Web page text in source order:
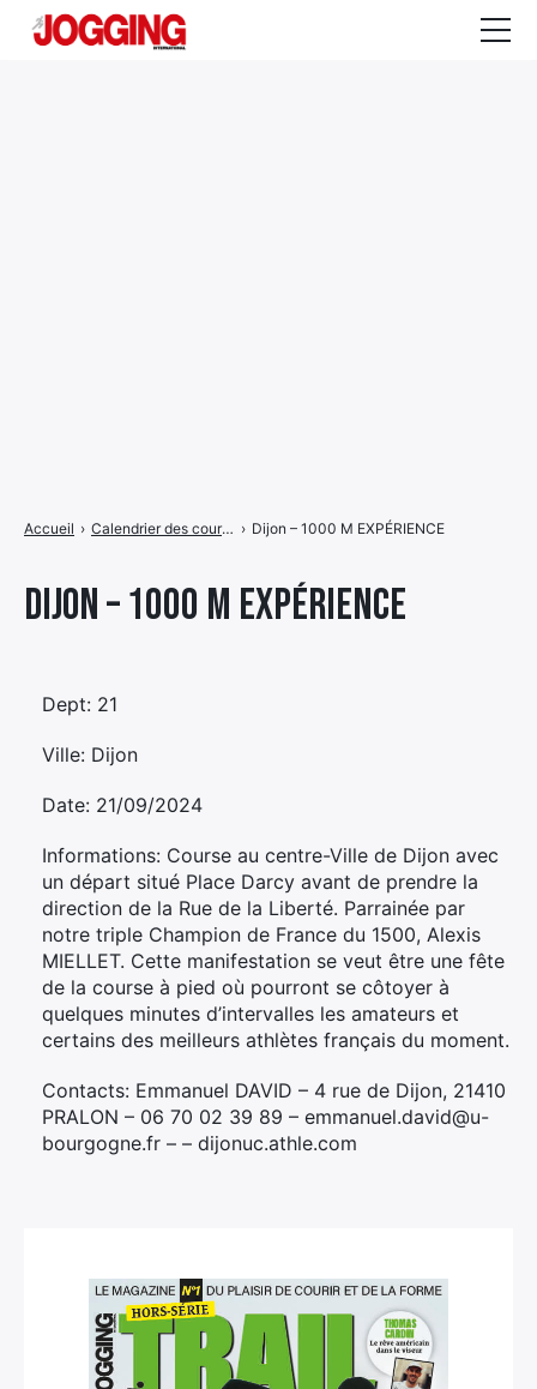
Dijon – 1000 M EXPÉRIENCE
Accueil › Calendrier des courses › Dijon – 1000 M EXPÉRIENCE
Dept: 21
Ville: Dijon
Date: 21/09/2024
Informations: Course au centre-Ville de Dijon avec
un départ situé Place Darcy avant de prendre la
direction de la Rue de la Liberté. Parrainée par
notre triple Champion de France du 1500, Alexis
MIELLET. Cette manifestation se veut être une fête
de la course à pied où pourront se côtoyer à
quelques minutes d’intervalles les amateurs et
certains des meilleurs athlètes français du moment.
Contacts: Emmanuel DAVID – 4 rue de Dijon, 21410
PRALON – 06 70 02 39 89 – emmanuel.david@u-
bourgogne.fr – – dijonuc.athle.com
Élément
de ÉlémentÉlément